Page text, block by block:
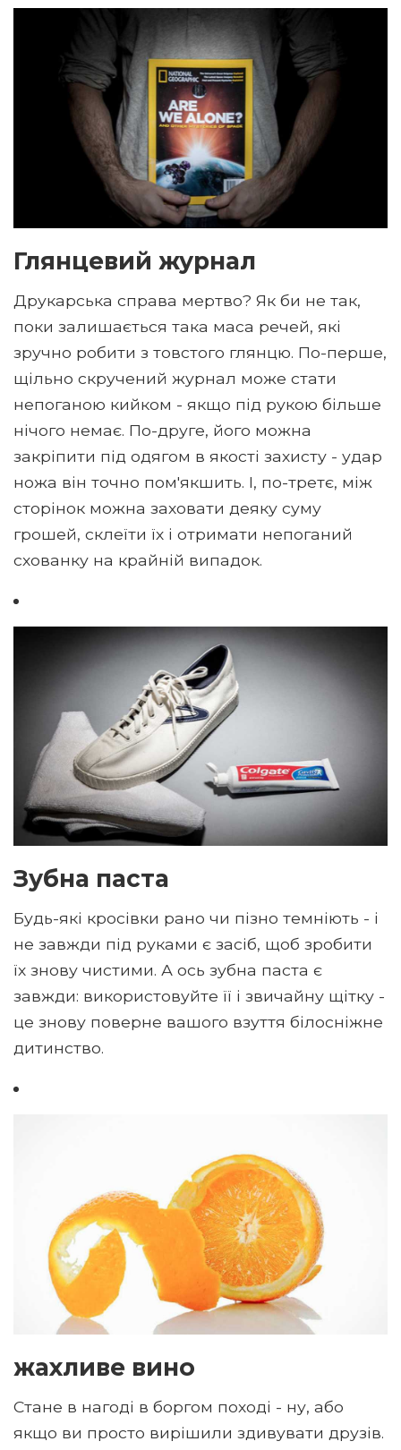
Глянцевий журнал
Друкарська справа мертво? Як би не так,
поки залишається така маса речей, які
зручно робити з товстого глянцю. По-перше,
щільно скручений журнал може стати
непоганою кийком - якщо під рукою більше
нічого немає. По-друге, його можна
закріпити під одягом в якості захисту - удар
ножа він точно пом'якшить. І, по-третє, між
сторінок можна заховати деяку суму
грошей, склеїти їх і отримати непоганий
схованку на крайній випадок.
Зубна паста
Будь-які кросівки рано чи пізно темніють - і
не завжди під руками є засіб, щоб зробити
їх знову чистими. А ось зубна паста є
завжди: використовуйте її і звичайну щітку -
це знову поверне вашого взуття білосніжне
дитинство.
жахливе вино
Стане в нагоді в боргом поході - ну, або
якщо ви просто вирішили здивувати друзів.